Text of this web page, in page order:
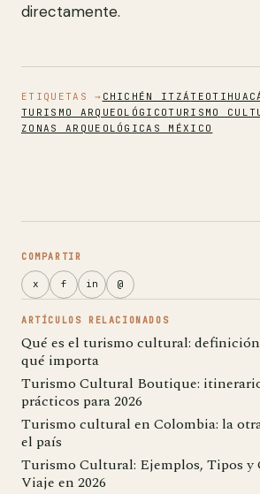
directamente.
ETIQUETAS → CHICHÉN ITZÁ
TURISMO ARQUEOLÓGICOTURISMO
ZONAS ARQUEOLÓGICAS MÉXICO
COMPARTIR
x f in @
ARTÍCULOS RELACIONADOS
Qué es el turismo cultural:
qué importa
Turismo Cultural Boutique:
prácticos para 2026
Turismo cultural en Colombia: la
el país
Turismo Cultural: Ejemplos, Tipos y
Viaje en 2026